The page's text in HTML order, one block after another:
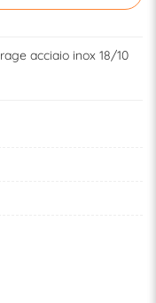
acciaio inox 18/10